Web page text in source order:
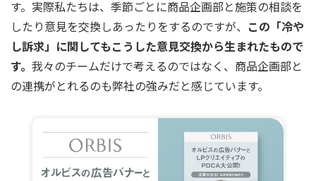
す。実際私たちは、季節ごとに商品企画部と施策の相談を
したり意見を交換しあったりをするのですが、 この「冷や
し訴求」に関してもこうした意見交換から生まれたもので
す。 我々のチームだけで考えるのではなく、商品企画部と
の連携がとれるのも弊社の強みだと感じています。